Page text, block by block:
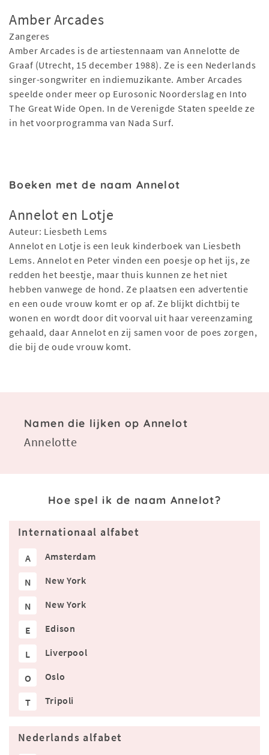
Amber Arcades
Zangeres
Amber Arcades is de artiestennaam van Annelotte de
Graaf (Utrecht, 15 december 1988). Ze is een Nederlands
singer-songwriter en indiemuzikante. Amber Arcades
speelde onder meer op Eurosonic Noorderslag en Into
The Great Wide Open. In de Verenigde Staten speelde ze
in het voorprogramma van Nada Surf.
Boeken met de naam Annelot
Annelot en Lotje
Auteur: Liesbeth Lems
Annelot en Lotje is een leuk kinderboek van Liesbeth
Lems. Annelot en Peter vinden een poesje op het ijs, ze
redden het beestje, maar thuis kunnen ze het niet
hebben vanwege de hond. Ze plaatsen een advertentie
en een oude vrouw komt er op af. Ze blijkt dichtbij te
wonen en wordt door dit voorval uit haar vereenzaming
gehaald, daar Annelot en zij samen voor de poes zorgen,
die bij de oude vrouw komt.
Namen die lijken op Annelot
Annelotte
Hoe spel ik de naam Annelot?
Internationaal alfabet
A Amsterdam
N New York
N New York
E Edison
L Liverpool
O Oslo
T Tripoli
Nederlands alfabet